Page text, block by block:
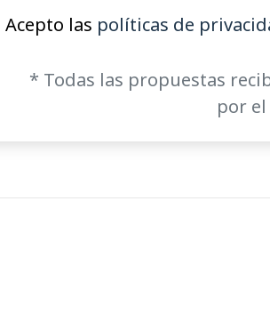
Acepto las políticas de
* Todas las propuestas
por